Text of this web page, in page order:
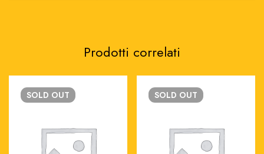
Prodotti correlati
SOLD OUT SOLD OUT